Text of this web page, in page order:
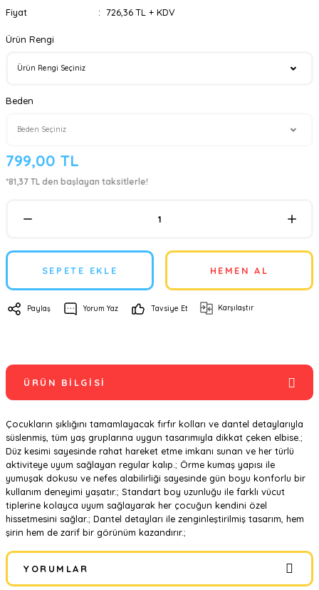
Fiyat
726,36 TL + KDV
Ürün Rengi
Beden
799,00 TL
*81,37 TL den başlayan taksitlerle!
SEPETE EKLE HEMEN AL
Paylaş Yorum Yaz Tavsiye Et Karşılaştır
ÜRÜN BILGISI
Çocukların şıklığını tamamlayacak fırfır kolları ve dantel detaylarıyla
süslenmiş, tüm yaş gruplarına uygun tasarımıyla dikkat çeken elbise.;
Düz kesimi sayesinde rahat hareket etme imkanı sunan ve her türlü
aktiviteye uyum sağlayan regular kalıp.; Örme kumaş yapısı ile
yumuşak dokusu ve nefes alabilirliği sayesinde gün boyu konforlu bir
kullanım deneyimi yaşatır.; Standart boy uzunluğu ile farklı vücut
tiplerine kolayca uyum sağlayarak her çocuğun kendini özel
hissetmesini sağlar.; Dantel detayları ile zenginleştirilmiş tasarım, hem
şirin hem de zarif bir görünüm kazandırır.;
YORUMLAR